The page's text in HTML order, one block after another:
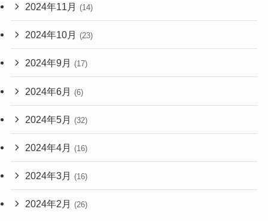
2024年11月 (14)
2024年10月 (23)
2024年9月 (17)
2024年6月 (6)
2024年5月 (32)
2024年4月 (16)
2024年3月 (16)
2024年2月 (26)